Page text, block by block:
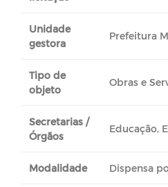
Unidade
gestora
Prefeitura
Tipo de
objeto
Obras e
Secretarias /
Órgãos
Educação,
Modalidade Dispensa